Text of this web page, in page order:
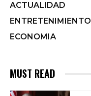
ACTUALIDAD
ENTRETENIMIENTO
ECONOMIA
MUST READ